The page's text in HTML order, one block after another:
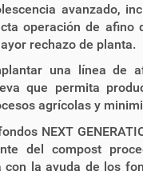
avanzado,
operación de
rechazo de planta.
una línea de
que permita
agrícolas y
NEXT
del compost
la ayuda de los